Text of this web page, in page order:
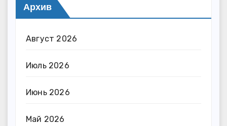
Архив
Август 2026
Июль 2026
Июнь 2026
Май 2026